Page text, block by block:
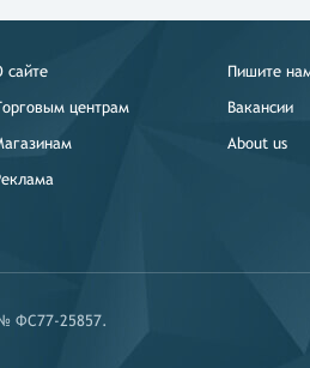
сайте
центрам
Пишите
Вакансии
About us
ФС77-25857.